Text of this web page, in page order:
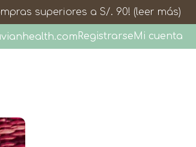
superiores a S/. 90! (leer más)
Registrarse Mi cuenta